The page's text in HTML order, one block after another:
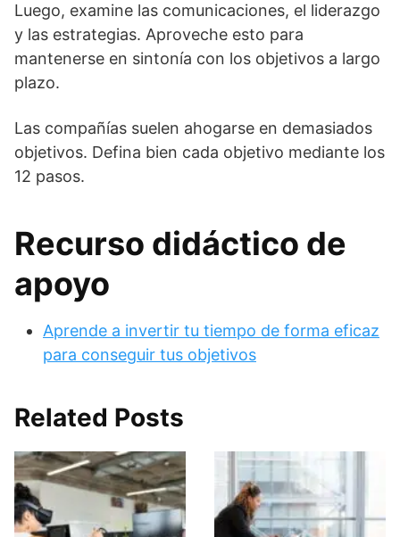
Luego, examine las comunicaciones, el liderazgo
y las estrategias. Aproveche esto para
mantenerse en sintonía con los objetivos a largo
plazo.
Las compañías suelen ahogarse en demasiados
objetivos. Defina bien cada objetivo mediante los
12 pasos.
Recurso didáctico de
apoyo
Aprende a invertir tu tiempo de forma eficaz
para conseguir tus objetivos
Related Posts